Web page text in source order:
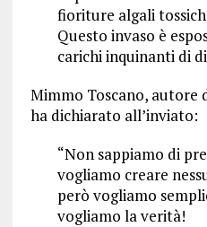
fioriture algali
Questo invaso è
carichi inquinanti di
Mimmo Toscano, autore
ha dichiarato all’inviato:
“Non sappiamo di
vogliamo creare
però vogliamo
vogliamo la verità!